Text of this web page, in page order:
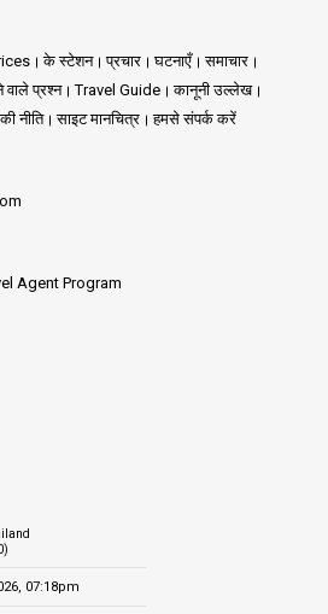
के स्टेशन प्रचार घटनाएँ
समाचार
प्रश्न Travel Guide
कानूनी उल्लेख
नीति साइट मानचित्र हमसे संपर्क करें
Agent Program
07:18pm